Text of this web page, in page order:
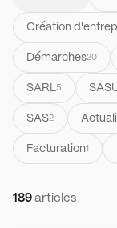
Création
Démarches20
SARL5
SAS2
Facturation1
189 articles